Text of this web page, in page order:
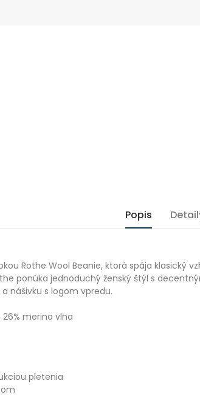
Popis
Rothe Wool Beanie, ktorá spája
ponúka jednoduchý ženský štýl s
nášivku s logom vpredu.
26% merino vlna
pletenia